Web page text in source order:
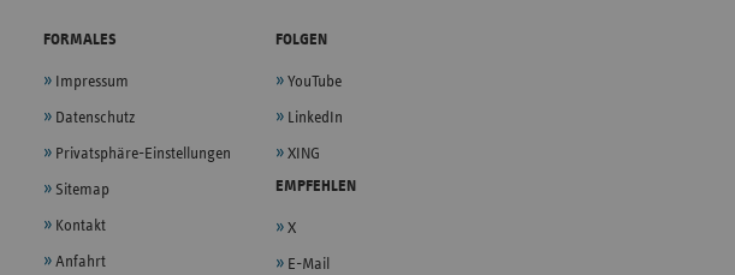
FORMALES
Impressum
Datenschutz
Privatsphäre-Einstellungen
Sitemap
Kontakt
Anfahrt
FOLGEN
YouTube
LinkedIn
XING
EMPFEHLEN
X
E-Mail